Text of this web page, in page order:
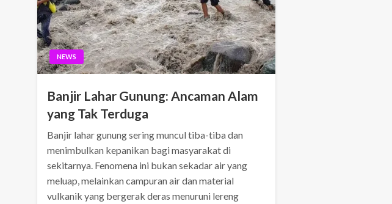
NEWS
Banjir Lahar Gunung: Ancaman Alam
yang Tak Terduga
Banjir lahar gunung sering muncul tiba-tiba dan
menimbulkan kepanikan bagi masyarakat di
sekitarnya. Fenomena ini bukan sekadar air yang
meluap, melainkan campuran air dan material
vulkanik yang bergerak deras menuruni lereng